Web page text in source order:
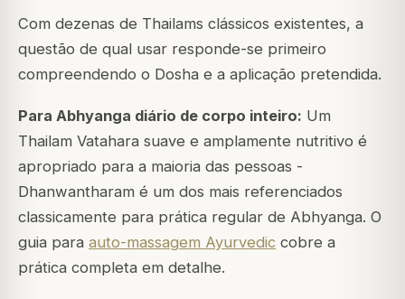
Com dezenas de Thailams clássicos existentes, a
questão de qual usar responde-se primeiro
compreendendo o Dosha e a aplicação pretendida.
Para Abhyanga diário de corpo inteiro: Um
Thailam Vatahara suave e amplamente nutritivo é
apropriado para a maioria das pessoas -
Dhanwantharam é um dos mais referenciados
classicamente para prática regular de Abhyanga. O
guia para auto-massagem Ayurvedic cobre a
prática completa em detalhe.